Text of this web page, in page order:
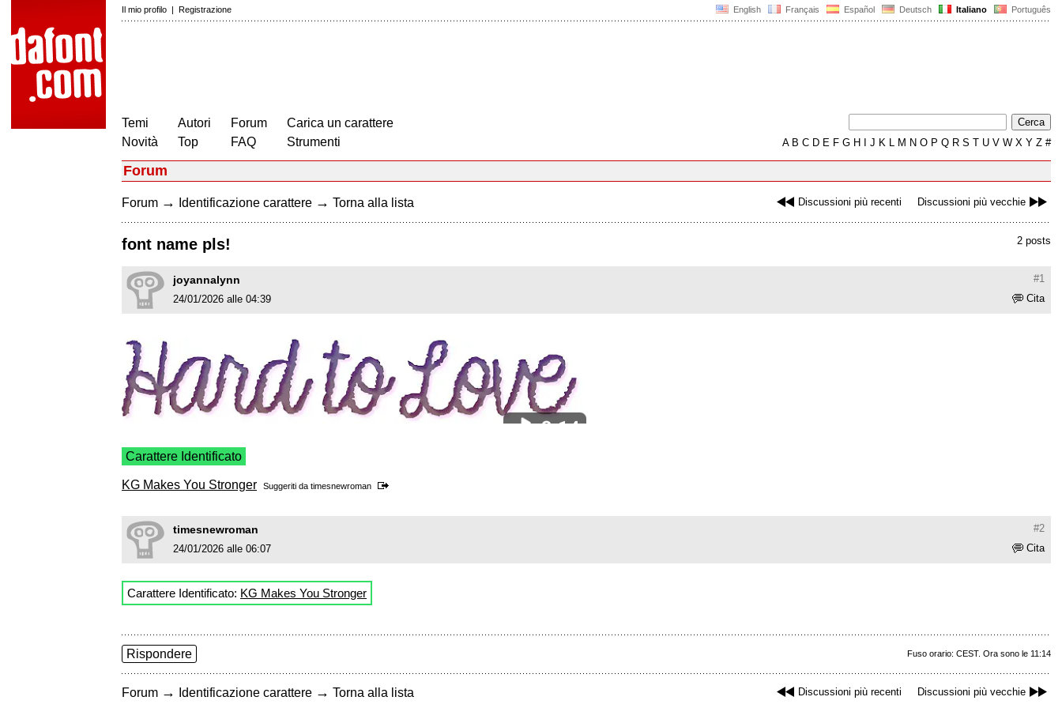
English Français Español Deutsch Italiano Português
Il mio profilo | Registrazione
Temi
Novità
Autori
Top
Forum
FAQ
Carica un carattere
Strumenti
AB C D E F G H J K L M N O P Q R S T U V W X Y Z #
Forum
Discussioni più recenti Discussioni più vecchie
Forum → Identificazione carattere → Torna alla lista
2 posts
font name pls!
#1
joyannalynn
Cita
24/01/2026 alle 04:39
Carattere Identificato
KG Makes You Stronger Suggeriti da timesnewroman
#2
timesnewroman
Cita
24/01/2026 alle 06:07
Carattere Identificato: KG Makes You Stronger
Fuso orario: CEST. Ora sono le 11:14
Rispondere
Discussioni più recenti Discussioni più vecchie
Forum → Identificazione carattere → Torna alla lista